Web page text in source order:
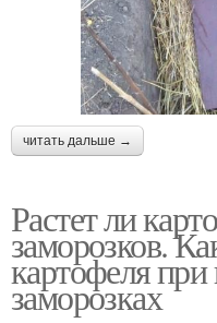
читать дальше →
Растет ли
заморозков.
картофеля при
заморозках